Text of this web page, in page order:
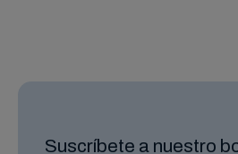
Suscríbete a nuestro